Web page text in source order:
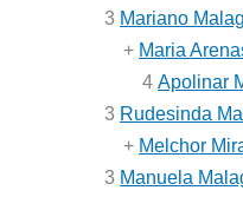
3 Mariano
+ Maria
4 Apolinar
3 Rudesinda
+ Melchor
3 Manuela